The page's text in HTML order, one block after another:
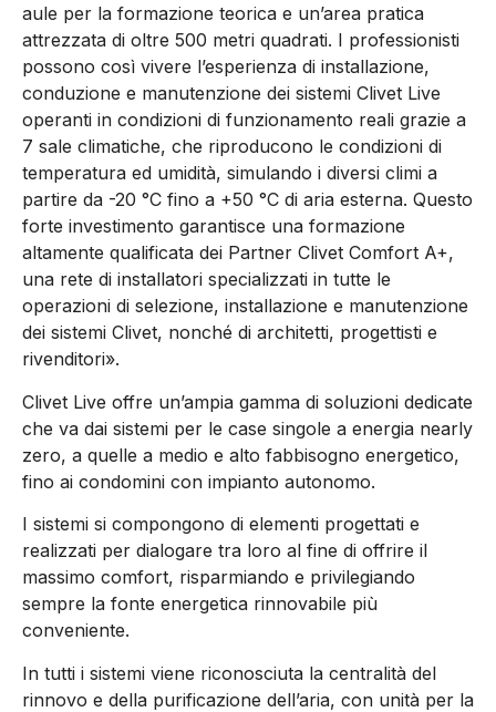
aule per la formazione teorica e un’area pratica
attrezzata di oltre 500 metri quadrati. I professionisti
possono così vivere l’esperienza di installazione,
conduzione e manutenzione dei sistemi Clivet Live
operanti in condizioni di funzionamento reali grazie a
7 sale climatiche, che riproducono le condizioni di
temperatura ed umidità, simulando i diversi climi a
partire da -20 °C fino a +50 °C di aria esterna. Questo
forte investimento garantisce una formazione
altamente qualificata dei Partner Clivet Comfort A+,
una rete di installatori specializzati in tutte le
operazioni di selezione, installazione e manutenzione
dei sistemi Clivet, nonché di architetti, progettisti e
rivenditori».
Clivet Live offre un’ampia gamma di soluzioni dedicate
che va dai sistemi per le case singole a energia nearly
zero, a quelle a medio e alto fabbisogno energetico,
fino ai condomini con impianto autonomo.
I sistemi si compongono di elementi progettati e
realizzati per dialogare tra loro al fine di offrire il
massimo comfort, risparmiando e privilegiando
sempre la fonte energetica rinnovabile più
conveniente.
In tutti i sistemi viene riconosciuta la centralità del
rinnovo e della purificazione dell’aria, con unità per la